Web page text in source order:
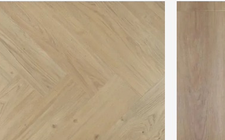
Douwes Dekker visgraat Panna cotta